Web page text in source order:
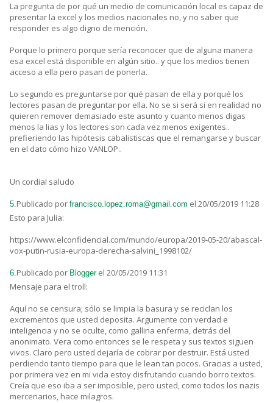
La pregunta de por qué un medio de comunicación local es capaz de
presentar la excel y los medios nacionales no, y no saber que
responder es algo digno de mención.
Porque lo primero porque sería reconocer que de alguna manera
esa excel está disponible en algún sitio.. y que los medios tienen
acceso a ella pero pasan de ponerla.
Lo segundo es preguntarse por qué pasan de ella y porqué los
lectores pasan de preguntar por ella. No se si será si en realidad no
quieren remover demasiado este asunto y cuanto menos digas
menos la lias y los lectores son cada vez menos exigentes..
prefieriendo las hipótesis cabalistiscas que el remangarse y buscar
en el dato cómo hizo VANLOP..
Un cordial saludo
5.Publicado por francisco.lopez.roma@gmail.com el 20/05/2019 11:28
Esto para Julia:
https://www.elconfidencial.com/mundo/europa/2019-05-20/abascal-
vox-putin-rusia-europa-derecha-salvini_1998102/
6.Publicado por Blogger el 20/05/2019 11:31
Mensaje para el troll:
Aquí no se censura; sólo se limpia la basura y se reciclan los
excrementos que usted deposita. Argumente con verdad e
inteligencia y no se oculte, como gallina enferma, detrás del
anonimato. Vera como entonces se le respeta y sus textos siguen
vivos. Claro pero usted dejaría de cobrar por destruir. Está usted
perdiendo tanto tiempo para que le lean tan pocos. Gracias a usted,
por primera vez en mi vida estoy disfrutando cuando borro textos.
Creía que eso iba a ser imposible, pero usted, como todos los nazis
mercenarios, hace milagros.